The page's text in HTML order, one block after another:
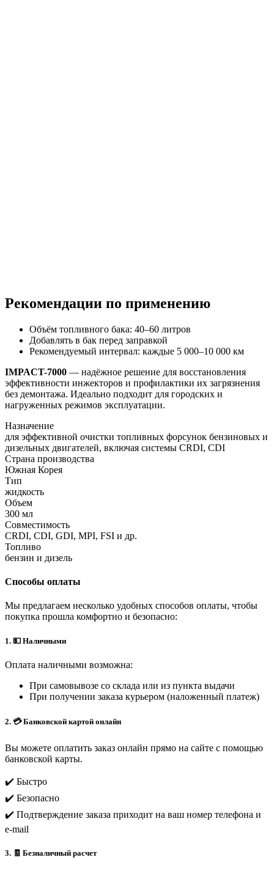
Рекомендации по применению
Объём топливного бака: 40–60 литров
Добавлять в бак перед заправкой
Рекомендуемый интервал: каждые 5 000–10 000 км
IMPACT-7000 — надёжное решение для восстановления
эффективности инжекторов и профилактики их загрязнения
без демонтажа. Идеально подходит для городских и
нагруженных режимов эксплуатации.
Назначение
для эффективной очистки топливных форсунок бензиновых и
дизельных двигателей, включая системы CRDI, CDI
Страна производства
Южная Корея
Тип
жидкость
Объем
300 мл
Совместимость
CRDI, CDI, GDI, MPI, FSI и др.
Топливо
бензин и дизель
Способы оплаты
Мы предлагаем несколько удобных способов оплаты, чтобы
покупка прошла комфортно и безопасно:
1. 💵 Наличными
Оплата наличными возможна:
При самовывозе со склада или из пункта выдачи
При получении заказа курьером (наложенный платеж)
2. 💳 Банковской картой онлайн
Вы можете оплатить заказ онлайн прямо на сайте с помощью
банковской карты.
✔️ Быстро
✔️ Безопасно
✔️ Подтверждение заказа приходит на ваш номер телефона и
e-mail
3. 🧾 Безналичный расчет